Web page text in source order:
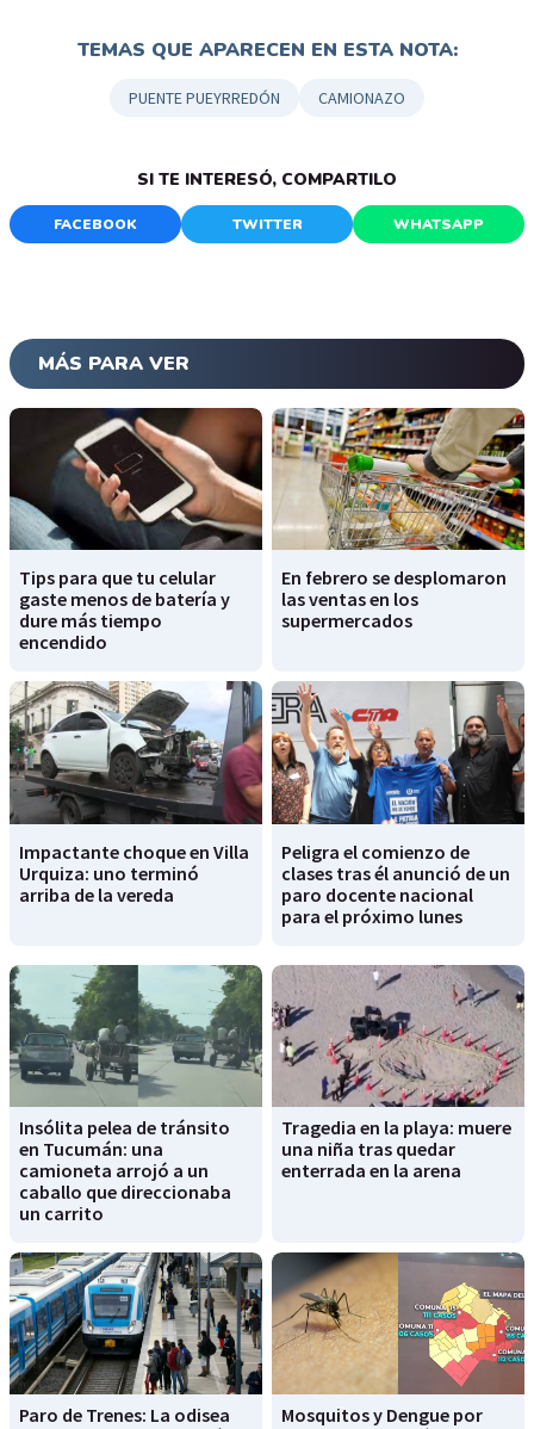
TEMAS QUE APARECEN EN ESTA NOTA:
PUENTE PUEYRREDÓN CAMIONAZO
SI TE INTERESÓ, COMPARTILO
FACEBOOK TWITTER WHATSAPP
MÁS PARA VER
Tips para que tu celular
gaste menos de batería y
dure más tiempo
encendido
En febrero se desplomaron
las ventas en los
supermercados
Impactante choque en Villa
Urquiza: uno terminó
arriba de la vereda
Peligra el comienzo de
clases tras él anunció de un
paro docente nacional
para el próximo lunes
Insólita pelea de tránsito
en Tucumán: una
camioneta arrojó a un
caballo que direccionaba
un carrito
Tragedia en la playa: muere
una niña tras quedar
enterrada en la arena
Paro de Trenes: La odisea
Mosquitos y Dengue por